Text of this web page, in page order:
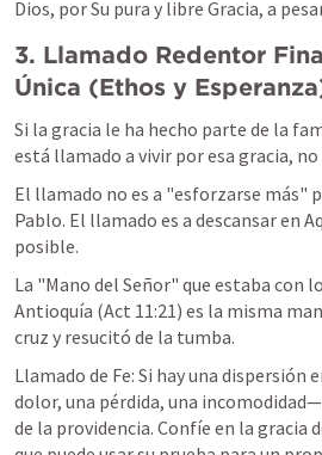
Dios, por Su pura y libre Gracia, a
3. Llamado Redentor
Única (Ethos y
Si la gracia le ha hecho parte de la
está llamado a vivir por esa gracia,
El llamado no es a "esforzarse más"
Pablo. El llamado es a descansar en
posible.
La "Mano del Señor" que estaba con
Antioquía (Act 11:21) es la misma
cruz y resucitó de la tumba.
Llamado de Fe: Si hay una dispersión
dolor, una pérdida, una
de la providencia. Confíe en la gracia